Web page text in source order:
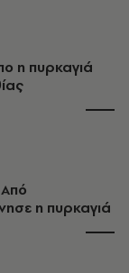
η πυρκαγιά
η πυρκαγιά